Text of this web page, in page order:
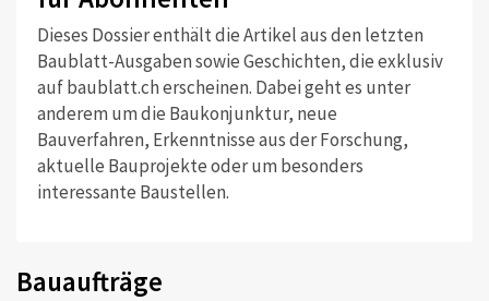
Dieses Dossier enthält die Artikel aus den letzten
Baublatt-Ausgaben sowie Geschichten, die exklusiv
auf baublatt.ch erscheinen. Dabei geht es unter
anderem um die Baukonjunktur, neue
Bauverfahren, Erkenntnisse aus der Forschung,
aktuelle Bauprojekte oder um besonders
interessante Baustellen.
Bauaufträge